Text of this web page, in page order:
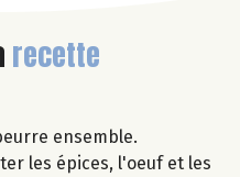
recette
ensemble.
les épices, l'oeuf et les